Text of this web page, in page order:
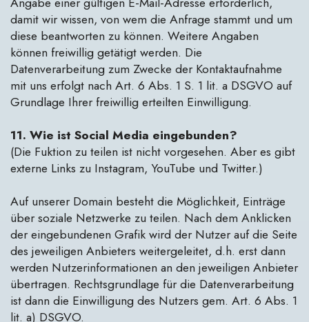
damit wir wissen, von wem die Anfrage stammt und um
diese beantworten zu können. Weitere Angaben
können freiwillig getätigt werden. Die
Datenverarbeitung zum Zwecke der Kontaktaufnahme
mit uns erfolgt nach Art. 6 Abs. 1 S. 1 lit. a DSGVO auf
Grundlage Ihrer freiwillig erteilten Einwilligung.
11. Wie ist Social Media eingebunden?
(Die Fuktion zu teilen ist nicht vorgesehen. Aber es gibt
externe Links zu Instagram, YouTube und Twitter.)
Auf unserer Domain besteht die Möglichkeit, Einträge
über soziale Netzwerke zu teilen. Nach dem Anklicken
der eingebundenen Grafik wird der Nutzer auf die Seite
des jeweiligen Anbieters weitergeleitet, d.h. erst dann
werden Nutzerinformationen an den jeweiligen Anbieter
übertragen. Rechtsgrundlage für die Datenverarbeitung
ist dann die Einwilligung des Nutzers gem. Art. 6 Abs. 1
lit. a) DSGVO.